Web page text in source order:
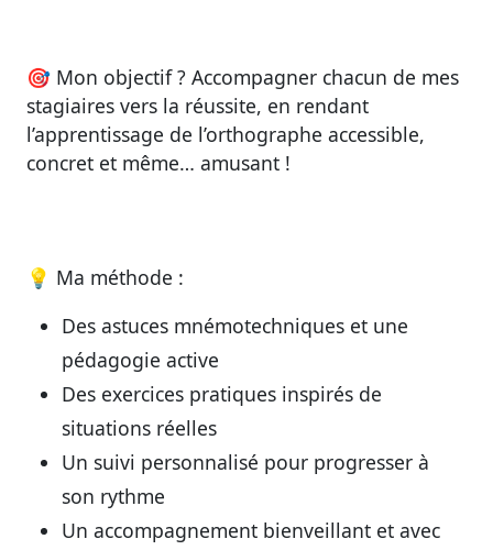
🎯 Mon objectif ? Accompagner chacun de mes
stagiaires vers la réussite, en rendant
l’apprentissage de l’orthographe accessible,
concret et même… amusant !
💡 Ma méthode :
Des astuces mnémotechniques et une
pédagogie active
Des exercices pratiques inspirés de
situations réelles
Un suivi personnalisé pour progresser à
son rythme
Un accompagnement bienveillant et avec